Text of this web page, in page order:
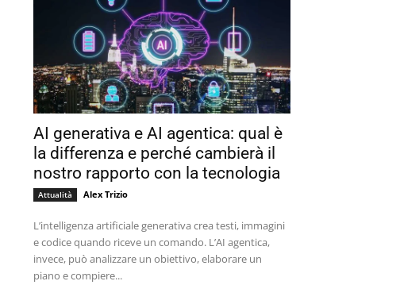
AI generativa e AI agentica: qual è
la differenza e perché cambierà il
nostro rapporto con la tecnologia
Attualità Alex Trizio
L’intelligenza artificiale generativa crea testi, immagini
e codice quando riceve un comando. L’AI agentica,
invece, può analizzare un obiettivo, elaborare un
piano e compiere...